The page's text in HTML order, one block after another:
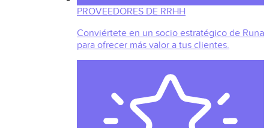
PROVEEDORES DE RRHH
Conviértete en un socio estratégico de Runa
para ofrecer más valor a tus clientes.